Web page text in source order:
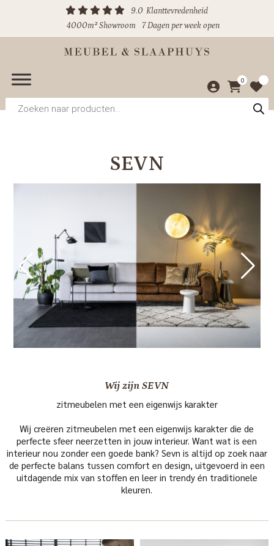
9.0 Klanttevredenheid
4000m² Showroom
7 Dagen per week open
0
Producten
zoeken
SEVN
Wij zijn SEVN
zitmeubelen met een eigenwijs karakter
Wij creëren zitmeubelen met een eigenwijs karakter die de
perfecte sfeer neerzetten in jouw interieur. Want wat is een
interieur nou zonder een goede bank? Sevn is altijd op zoek naar
de perfecte balans tussen comfort en design, uitgevoerd in een
uitdagende mix van stoffen en leer in trendy én traditionele
kleuren.